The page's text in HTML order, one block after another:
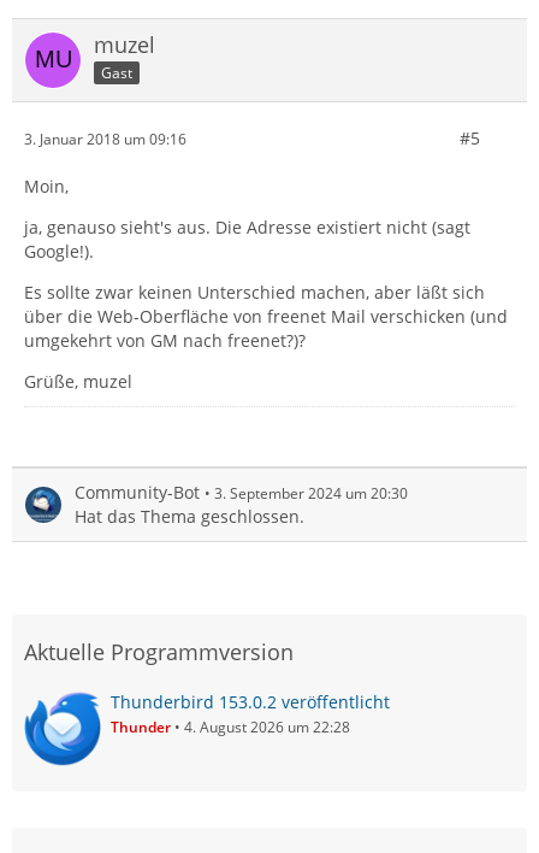
muzel
Gast
3. Januar 2018 um 09:16 #5
Moin,
ja, genauso sieht's aus. Die Adresse existiert nicht (sagt
Google!).
Es sollte zwar keinen Unterschied machen, aber läßt sich
über die Web-Oberfläche von freenet Mail verschicken (und
umgekehrt von GM nach freenet?)?
Grüße, muzel
Community-Bot 3. September 2024 um 20:30
Hat das Thema geschlossen.
Aktuelle Programmversion
Thunderbird 153.0.2 veröffentlicht
Thunder 4. August 2026 um 22:28